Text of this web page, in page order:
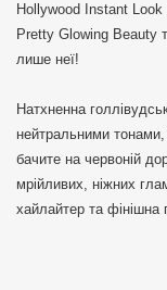
Hollywood Instant
Pretty Glowing Beauty
лише неї!
Натхненна
нейтральними
бачите на червоній
мрійливих, ніжних
хайлайтер та фінішна